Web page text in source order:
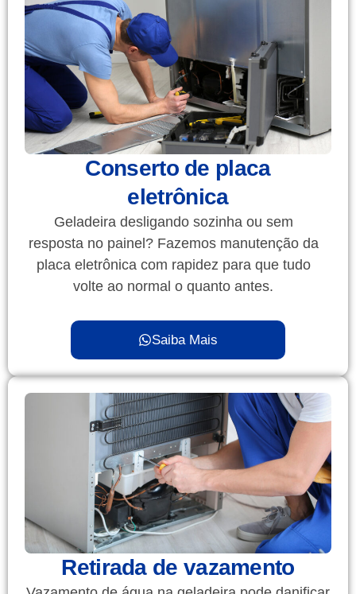
Conserto de placa
eletrônica
Geladeira desligando sozinha ou sem
resposta no painel? Fazemos manutenção da
placa eletrônica com rapidez para que tudo
volte ao normal o quanto antes.
Saiba Mais
Retirada de vazamento